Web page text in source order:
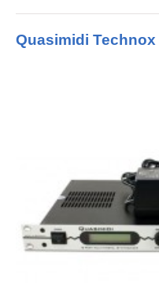
Quasimidi Technox